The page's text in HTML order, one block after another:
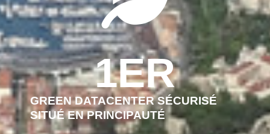
GREEN DATACENTER SÉCURISÉ
SITUÉ EN PRINCIPAUTÉ
1ER